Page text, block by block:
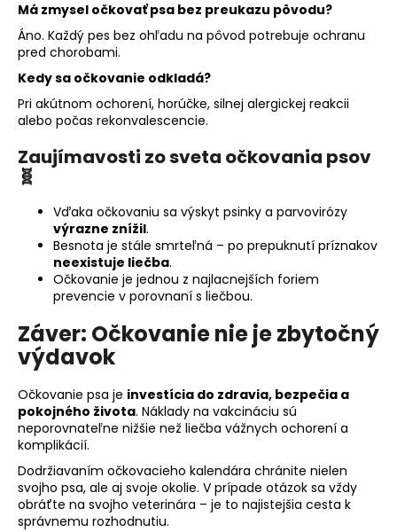
Má zmysel očkovať psa bez preukazu pôvodu?
Áno. Každý pes bez ohľadu na pôvod potrebuje ochranu
pred chorobami.
Kedy sa očkovanie odkladá?
Pri akútnom ochorení, horúčke, silnej alergickej reakcii
alebo počas rekonvalescencie.
Zaujímavosti zo sveta očkovania psov
🧬
Vďaka očkovaniu sa výskyt psinky a parvovirózy
výrazne znížil.
Besnota je stále smrteľná – po prepuknutí príznakov
neexistuje liečba.
Očkovanie je jednou z najlacnejších foriem
prevencie v porovnaní s liečbou.
Záver: Očkovanie nie je zbytočný
výdavok
Očkovanie psa je investícia do zdravia, bezpečia a
pokojného života. Náklady na vakcináciu sú
neporovnateľne nižšie než liečba vážnych ochorení a
komplikácií.
Dodržiavaním očkovacieho kalendára chránite nielen
svojho psa, ale aj svoje okolie. V prípade otázok sa vždy
obráťte na svojho veterinára – je to najistejšia cesta k
správnemu rozhodnutiu.